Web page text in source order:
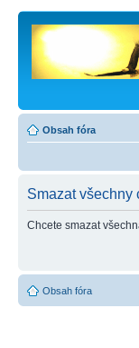
Obsah fóra
Smazat všechny
Chcete smazat
Obsah fóra